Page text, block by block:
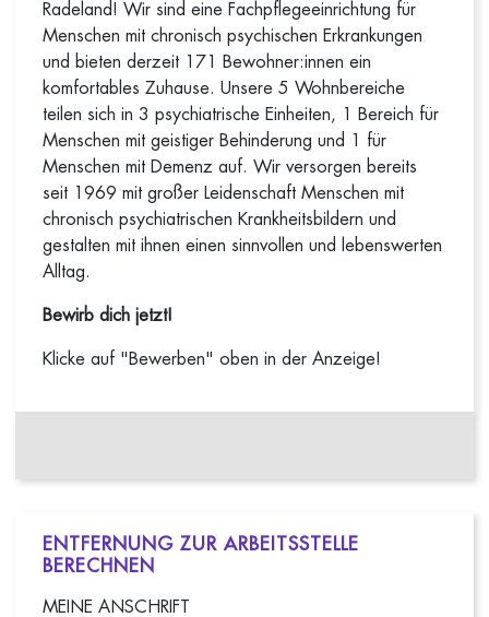
Radeland! Wir sind eine Fachpflegeeinrichtung für
Menschen mit chronisch psychischen Erkrankungen
und bieten derzeit 171 Bewohner:innen ein
komfortables Zuhause. Unsere 5 Wohnbereiche
teilen sich in 3 psychiatrische Einheiten, 1 Bereich für
Menschen mit geistiger Behinderung und 1 für
Menschen mit Demenz auf. Wir versorgen bereits
seit 1969 mit großer Leidenschaft Menschen mit
chronisch psychiatrischen Krankheitsbildern und
gestalten mit ihnen einen sinnvollen und lebenswerten
Alltag.
Bewirb dich jetzt!
Klicke auf "Bewerben" oben in der Anzeige!
ENTFERNUNG ZUR ARBEITSSTELLE
BERECHNEN
MEINE ANSCHRIFT